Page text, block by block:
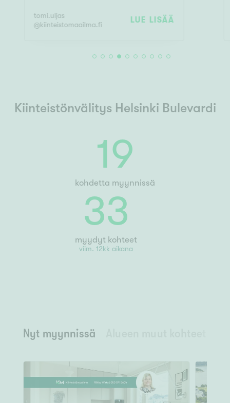
rolf.wirta
@kiinteistomaailma.fi LUE LISÄÄ
Kiinteistönvälitys Helsinki Bulevardi
19
kohdetta myynnissä
33
myydyt kohteet
viim. 12kk aikana
Nyt myynnissä